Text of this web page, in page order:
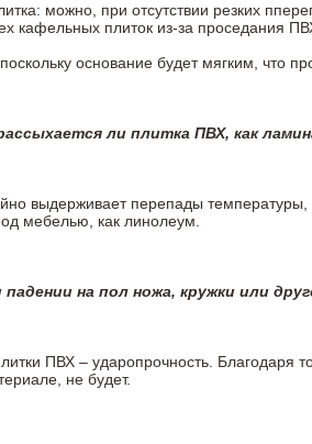
можно, при отсутствии резких
кафельных плиток из-за проседания
основание будет мягким, что
ли плитка ПВХ, как
выдерживает перепады температуры,
мебелью, как линолеум.
падении на пол ножа, кружки или
ПВХ – ударопрочность. Благодаря
не будет.